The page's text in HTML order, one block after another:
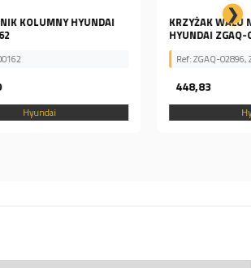
KRZYŻAK WAŁU NAPĘDOWEGO
Ref: ZGAQ-02896, ZGAQ02896
❯